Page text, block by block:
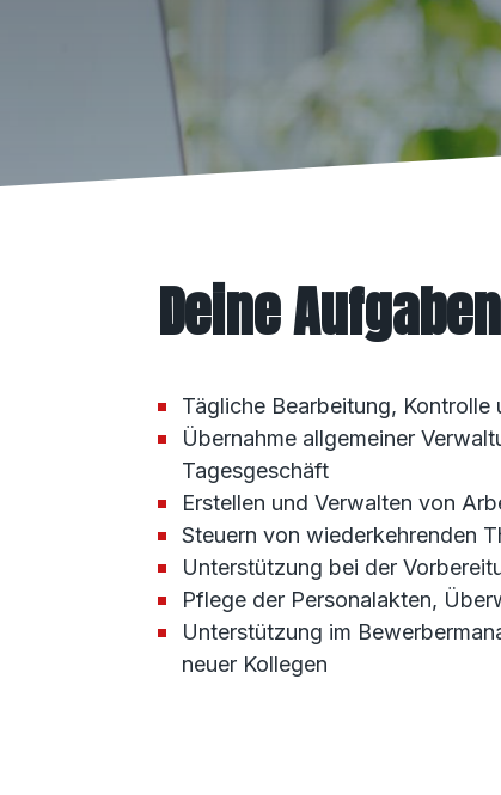
Deine Aufgaben
Tägliche Bearbeitung,
Übernahme allgemeiner
Tagesgeschäft
Erstellen und Verwalten von
Steuern von wiederkehrenden
Unterstützung bei der
Pflege der Personalakten,
Unterstützung im
neuer Kollegen